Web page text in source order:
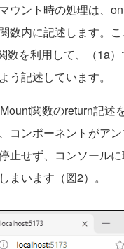
ウント時の処理は、
数内に記述します。
数を利用して、（1a
う記述しています。
関数のreturn記述
コンポーネントがア
止せず、コンソール
まいます（図2）。